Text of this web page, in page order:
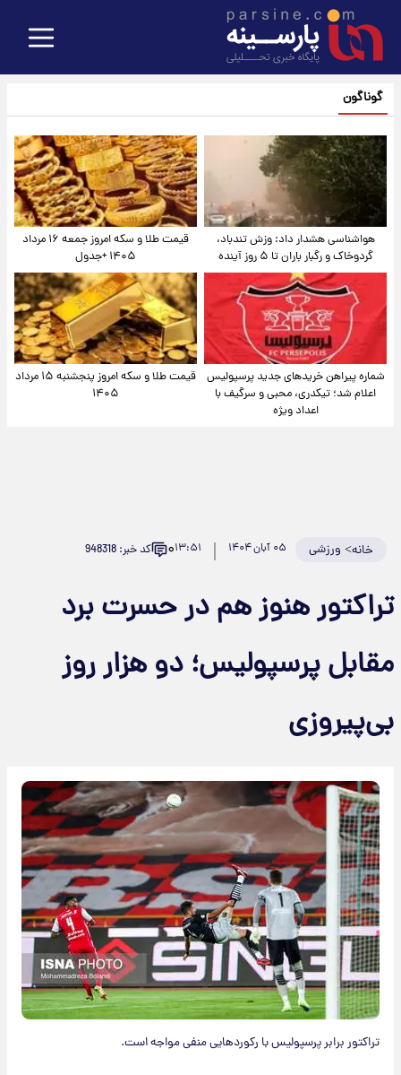
گوناگون
هواشناسی هشدار داد: وزش تندباد،
گردوخاک و رگبار باران تا ۵ روز آینده
قیمت طلا و سکه امروز جمعه ۱۶ مرداد
۱۴۰۵ +جدول
شماره پیراهن خریدهای جدید پرسپولیس
اعلام شد؛ تیکدری، محبی و سرگیف با
اعداد ویژه
قیمت طلا و سکه امروز پنجشنبه ۱۵ مرداد
۱۴۰۵
خانه> ورزشی ۰۵ آبان ۱۴۰۴ ۱۳:۵۱۰ کد خبر: 948318
تراکتور هنوز هم در حسرت برد
مقابل پرسپولیس؛ دو هزار روز
بی‌پیروزی
تراکتور برابر پرسپولیس با رکوردهایی منفی مواجه است.